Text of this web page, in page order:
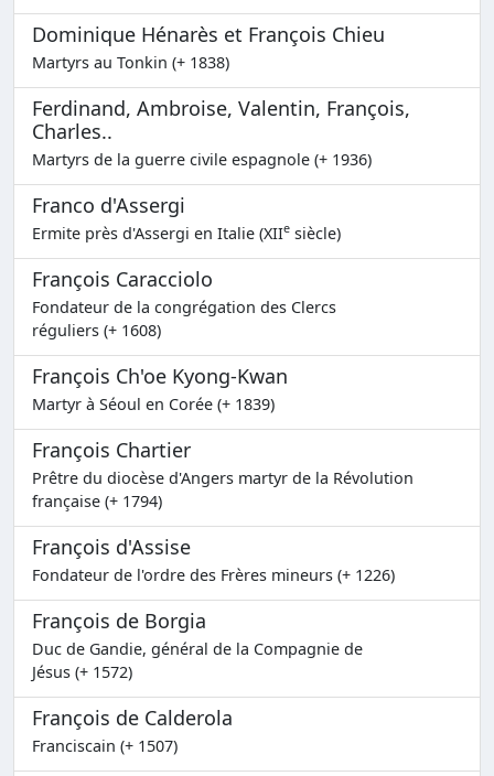
Dominique Hénarès et François Chieu
Martyrs au Tonkin (+ 1838)
Ferdinand, Ambroise, Valentin, François,
Charles..
Martyrs de la guerre civile espagnole (+ 1936)
Franco d'Assergi
Ermite près d'Assergi en Italie (XIIe siècle)
François Caracciolo
Fondateur de la congrégation des Clercs
réguliers (+ 1608)
François Ch'oe Kyong-Kwan
Martyr à Séoul en Corée (+ 1839)
François Chartier
Prêtre du diocèse d'Angers martyr de la Révolution
française (+ 1794)
François d'Assise
Fondateur de l'ordre des Frères mineurs (+ 1226)
François de Borgia
Duc de Gandie, général de la Compagnie de
Jésus (+ 1572)
François de Calderola
Franciscain (+ 1507)